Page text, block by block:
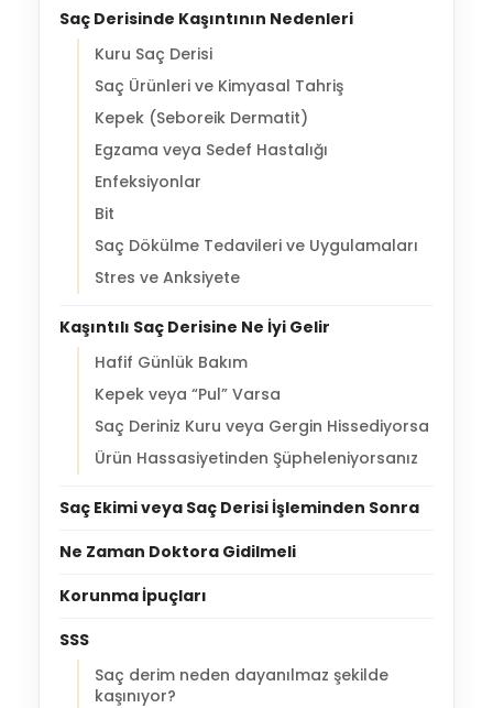
Saç Derisinde Kaşıntının Nedenleri
Kuru Saç Derisi
Saç Ürünleri ve Kimyasal Tahriş
Kepek (Seboreik Dermatit)
Egzama veya Sedef Hastalığı
Enfeksiyonlar
Bit
Saç Dökülme Tedavileri ve Uygulamaları
Stres ve Anksiyete
Kaşıntılı Saç Derisine Ne İyi Gelir
Hafif Günlük Bakım
Kepek veya “Pul” Varsa
Saç Deriniz Kuru veya Gergin Hissediyorsa
Ürün Hassasiyetinden Şüpheleniyorsanız
Saç Ekimi veya Saç Derisi İşleminden Sonra
Ne Zaman Doktora Gidilmeli
Korunma İpuçları
SSS
Saç derim neden dayanılmaz şekilde
kaşınıyor?